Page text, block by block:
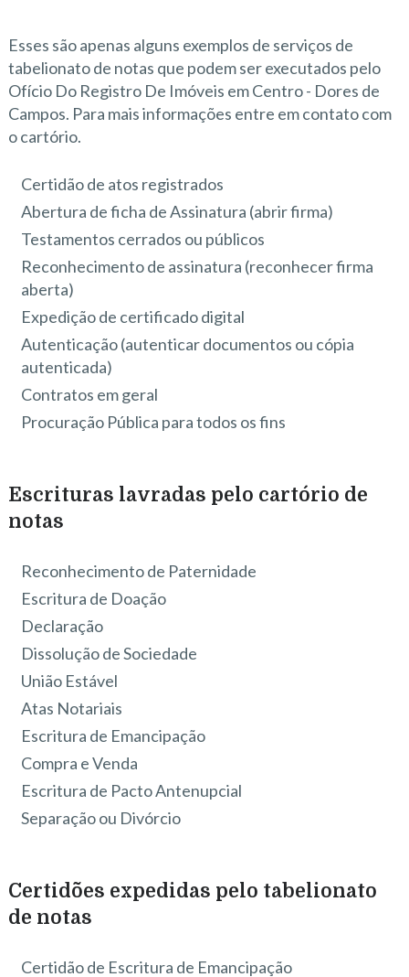
Esses são apenas alguns exemplos de serviços de
tabelionato de notas que podem ser executados pelo
Ofício Do Registro De Imóveis em Centro - Dores de
Campos. Para mais informações entre em contato com
o cartório.
Certidão de atos registrados
Abertura de ficha de Assinatura (abrir firma)
Testamentos cerrados ou públicos
Reconhecimento de assinatura (reconhecer firma
aberta)
Expedição de certificado digital
Autenticação (autenticar documentos ou cópia
autenticada)
Contratos em geral
Procuração Pública para todos os fins
Escrituras lavradas pelo cartório de
notas
Reconhecimento de Paternidade
Escritura de Doação
Declaração
Dissolução de Sociedade
União Estável
Atas Notariais
Escritura de Emancipação
Compra e Venda
Escritura de Pacto Antenupcial
Separação ou Divórcio
Certidões expedidas pelo tabelionato
de notas
Certidão de Escritura de Emancipação